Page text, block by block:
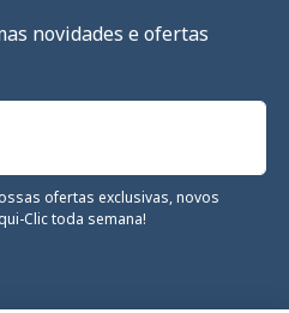
novidades e ofertas
ofertas exclusivas, novos
Clic toda semana!